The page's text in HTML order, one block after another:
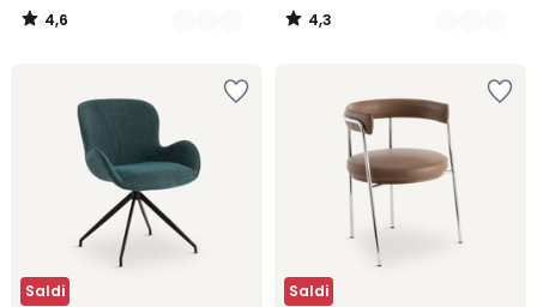
4,6
/
4,3
/
Saldi Saldi